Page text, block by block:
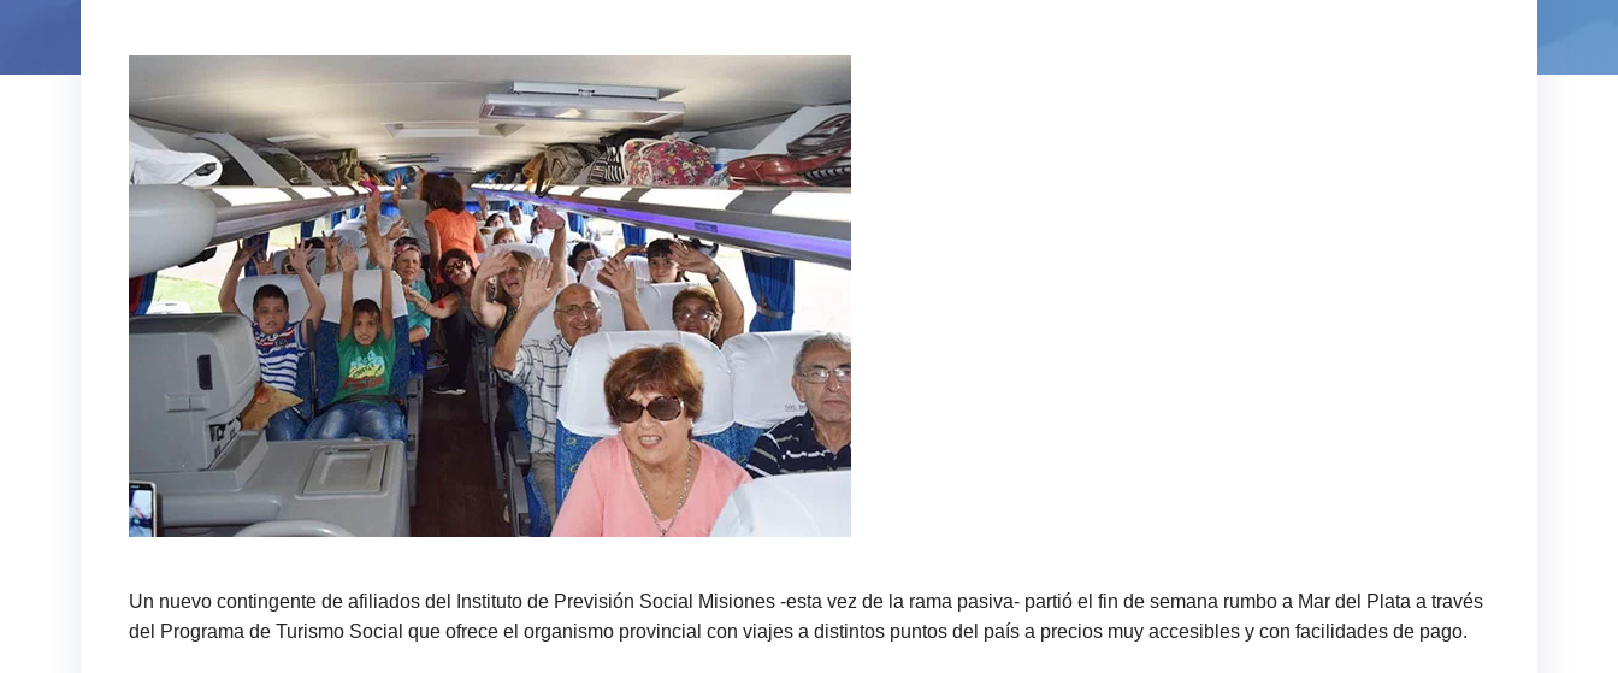
Un nuevo contingente de afiliados del Instituto de Previsión Social Misiones -esta vez de la rama pasiva- partió el fin de semana rumbo a Mar del Plata a través
del Programa de Turismo Social que ofrece el organismo provincial con viajes a distintos puntos del país a precios muy accesibles y con facilidades de pago.